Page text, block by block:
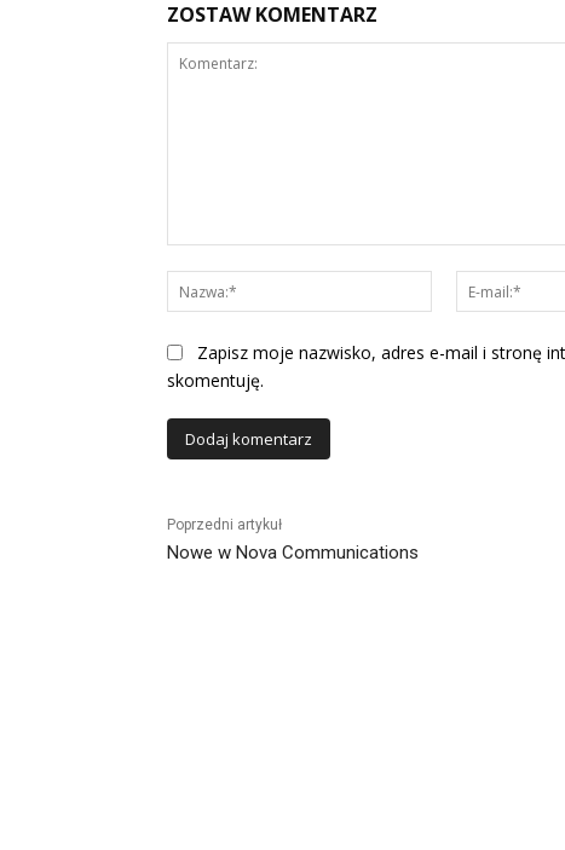
ZOSTAW KOMENTARZ
Nazwa:*
Zapisz moje nazwisko, adres e-mail i stronę
skomentuję.
Poprzedni artykuł
Nowe w Nova Communications